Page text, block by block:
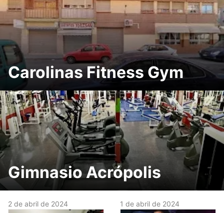
Carolinas Fitness Gym
Gimnasio Acrópolis
2 de abril de 2024 1 de abril de 2024